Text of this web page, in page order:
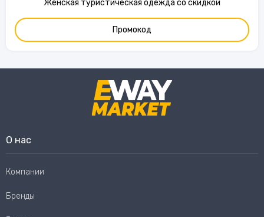
Женская туристическая одежда со скидкой
Промокод
О нас
Компании
Бренды